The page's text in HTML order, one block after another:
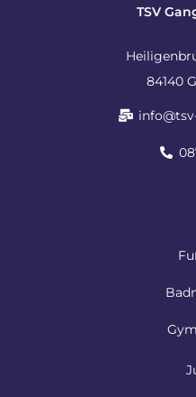
TSV
84140